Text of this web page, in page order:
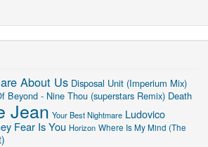
About Us Disposal Unit (Imperium Mix)
Beyond - Nine Thou (superstars Remix) Death
Jean Your Best Nightmare Ludovico
Fear Is You Horizon Where Is My Mind (The